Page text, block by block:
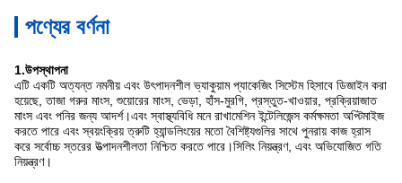
পণ্যের বর্ণনা
1.উপস্থাপনা
এটি একটি অত্যন্ত নমনীয় এবং উৎপাদনশীল ভ্যাকুয়াম প্যাকেজিং সিস্টেম হিসাবে ডিজাইন করা
হয়েছে, তাজা গরুর মাংস, শুয়োরের মাংস, ভেড়া, হাঁস-মুরগি, প্রস্তুত-খাওয়ার, প্রক্রিয়াজাত
মাংস এবং পনির জন্য আদর্শ।এবং স্বাস্থ্যবিধি মনে রাখামেশিন ইন্টেলিজেন্স কর্মক্ষমতা অপ্টিমাইজ
করতে পারে এবং স্বয়ংক্রিয় ত্রুটি হ্যান্ডলিংয়ের মতো বৈশিষ্ট্যগুলির সাথে পুনরায় কাজ হ্রাস
করে সর্বোচ্চ স্তরের উত্পাদনশীলতা নিশ্চিত করতে পারে।সিলিং নিয়ন্ত্রণ, এবং অভিযোজিত গতি
নিয়ন্ত্রণ।